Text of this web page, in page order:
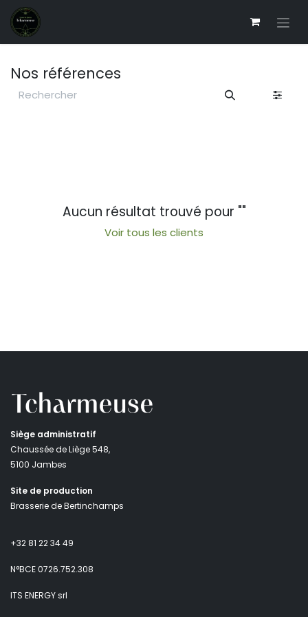
Se rendre au contenu
Nos références
Aucun résultat trouvé pour ""
Voir tous les clients
Siège administratif
Chaussée de Liège 548,
5100 Jambes
Site de production
Brasserie de Bertinchamps
+32 81 22 34 49
N°BCE 0726.752.308
ITS ENERGY srl